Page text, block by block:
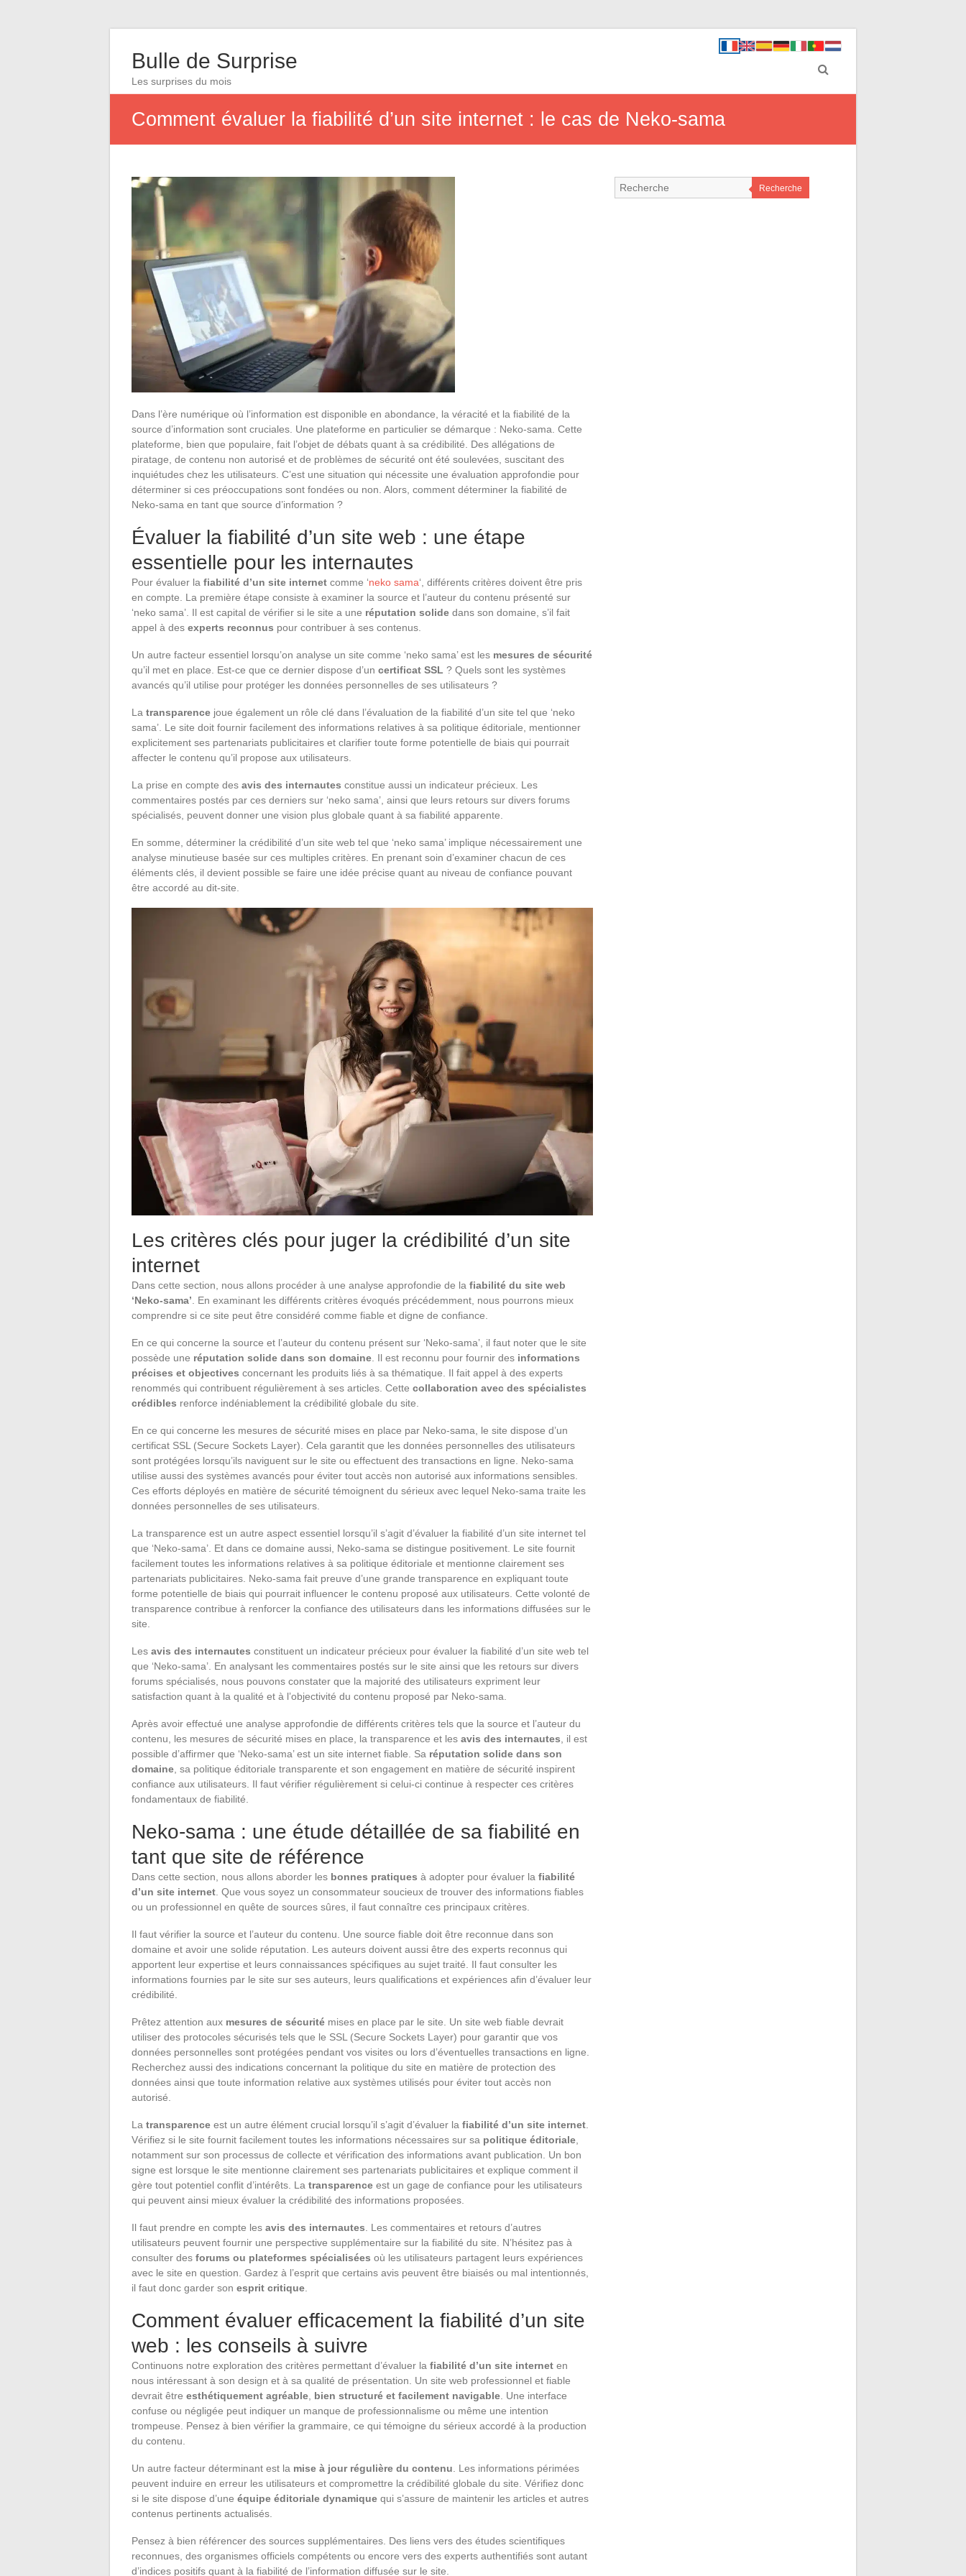
Bulle de Surprise
Les surprises du mois
Comment évaluer la fiabilité d’un site internet : le cas de Neko-sama
Dans l’ère numérique où l’information est disponible en abondance, la véracité et la fiabilité de la
source d’information sont cruciales. Une plateforme en particulier se démarque : Neko-sama. Cette
plateforme, bien que populaire, fait l’objet de débats quant à sa crédibilité. Des allégations de
piratage, de contenu non autorisé et de problèmes de sécurité ont été soulevées, suscitant des
inquiétudes chez les utilisateurs. C’est une situation qui nécessite une évaluation approfondie pour
déterminer si ces préoccupations sont fondées ou non. Alors, comment déterminer la fiabilité de
Neko-sama en tant que source d’information ?
Évaluer la fiabilité d’un site web : une étape
essentielle pour les internautes
Pour évaluer la fiabilité d’un site internet comme ‘neko sama‘, différents critères doivent être pris
en compte. La première étape consiste à examiner la source et l’auteur du contenu présenté sur
‘neko sama’. Il est capital de vérifier si le site a une réputation solide dans son domaine, s’il fait
appel à des experts reconnus pour contribuer à ses contenus.
Un autre facteur essentiel lorsqu’on analyse un site comme ‘neko sama’ est les mesures de sécurité
qu’il met en place. Est-ce que ce dernier dispose d’un certificat SSL ? Quels sont les systèmes
avancés qu’il utilise pour protéger les données personnelles de ses utilisateurs ?
La transparence joue également un rôle clé dans l’évaluation de la fiabilité d’un site tel que ‘neko
sama’. Le site doit fournir facilement des informations relatives à sa politique éditoriale, mentionner
explicitement ses partenariats publicitaires et clarifier toute forme potentielle de biais qui pourrait
affecter le contenu qu’il propose aux utilisateurs.
La prise en compte des avis des internautes constitue aussi un indicateur précieux. Les
commentaires postés par ces derniers sur ‘neko sama’, ainsi que leurs retours sur divers forums
spécialisés, peuvent donner une vision plus globale quant à sa fiabilité apparente.
En somme, déterminer la crédibilité d’un site web tel que ‘neko sama’ implique nécessairement une
analyse minutieuse basée sur ces multiples critères. En prenant soin d’examiner chacun de ces
éléments clés, il devient possible se faire une idée précise quant au niveau de confiance pouvant
être accordé au dit-site.
Les critères clés pour juger la crédibilité d’un site
internet
Dans cette section, nous allons procéder à une analyse approfondie de la fiabilité du site web
‘Neko-sama’ . En examinant les différents critères évoqués précédemment, nous pourrons mieux
comprendre si ce site peut être considéré comme fiable et digne de confiance.
En ce qui concerne la source et l’auteur du contenu présent sur ‘Neko-sama’, il faut noter que le site
possède une réputation solide dans son domaine . Il est reconnu pour fournir des informations
précises et objectives concernant les produits liés à sa thématique. Il fait appel à des experts
renommés qui contribuent régulièrement à ses articles. Cette collaboration avec des spécialistes
crédibles renforce indéniablement la crédibilité globale du site.
En ce qui concerne les mesures de sécurité mises en place par Neko-sama, le site dispose d’un
certificat SSL (Secure Sockets Layer). Cela garantit que les données personnelles des utilisateurs
sont protégées lorsqu’ils naviguent sur le site ou effectuent des transactions en ligne. Neko-sama
utilise aussi des systèmes avancés pour éviter tout accès non autorisé aux informations sensibles.
Ces efforts déployés en matière de sécurité témoignent du sérieux avec lequel Neko-sama traite les
données personnelles de ses utilisateurs.
La transparence est un autre aspect essentiel lorsqu’il s’agit d’évaluer la fiabilité d’un site internet tel
que ‘Neko-sama’. Et dans ce domaine aussi, Neko-sama se distingue positivement. Le site fournit
facilement toutes les informations relatives à sa politique éditoriale et mentionne clairement ses
partenariats publicitaires. Neko-sama fait preuve d’une grande transparence en expliquant toute
forme potentielle de biais qui pourrait influencer le contenu proposé aux utilisateurs. Cette volonté de
transparence contribue à renforcer la confiance des utilisateurs dans les informations diffusées sur le
site.
Les avis des internautes constituent un indicateur précieux pour évaluer la fiabilité d’un site web tel
que ‘Neko-sama’. En analysant les commentaires postés sur le site ainsi que les retours sur divers
forums spécialisés, nous pouvons constater que la majorité des utilisateurs expriment leur
satisfaction quant à la qualité et à l’objectivité du contenu proposé par Neko-sama.
Après avoir effectué une analyse approfondie de différents critères tels que la source et l’auteur du
contenu, les mesures de sécurité mises en place, la transparence et les avis des internautes , il est
possible d’affirmer que ‘Neko-sama’ est un site internet fiable. Sa réputation solide dans son
domaine , sa politique éditoriale transparente et son engagement en matière de sécurité inspirent
confiance aux utilisateurs. Il faut vérifier régulièrement si celui-ci continue à respecter ces critères
fondamentaux de fiabilité.
Neko-sama : une étude détaillée de sa fiabilité en
tant que site de référence
Dans cette section, nous allons aborder les bonnes pratiques à adopter pour évaluer la fiabilité
d’un site internet . Que vous soyez un consommateur soucieux de trouver des informations fiables
ou un professionnel en quête de sources sûres, il faut connaître ces principaux critères.
Il faut vérifier la source et l’auteur du contenu. Une source fiable doit être reconnue dans son
domaine et avoir une solide réputation. Les auteurs doivent aussi être des experts reconnus qui
apportent leur expertise et leurs connaissances spécifiques au sujet traité. Il faut consulter les
informations fournies par le site sur ses auteurs, leurs qualifications et expériences afin d’évaluer leur
crédibilité.
Prêtez attention aux mesures de sécurité mises en place par le site. Un site web fiable devrait
utiliser des protocoles sécurisés tels que le SSL (Secure Sockets Layer) pour garantir que vos
données personnelles sont protégées pendant vos visites ou lors d’éventuelles transactions en ligne.
Recherchez aussi des indications concernant la politique du site en matière de protection des
données ainsi que toute information relative aux systèmes utilisés pour éviter tout accès non
autorisé.
La transparence est un autre élément crucial lorsqu’il s’agit d’évaluer la fiabilité d’un site internet
Vérifiez si le site fournit facilement toutes les informations nécessaires sur sa politique éditoriale
notamment sur son processus de collecte et vérification des informations avant publication. Un bon
signe est lorsque le site mentionne clairement ses partenariats publicitaires et explique comment il
gère tout potentiel conflit d’intérêts. La transparence est un gage de confiance pour les utilisateurs
qui peuvent ainsi mieux évaluer la crédibilité des informations proposées.
Il faut prendre en compte les avis des internautes . Les commentaires et retours d’autres
utilisateurs peuvent fournir une perspective supplémentaire sur la fiabilité du site. N’hésitez pas à
consulter des forums ou plateformes spécialisées où les utilisateurs partagent leurs expériences
avec le site en question. Gardez à l’esprit que certains avis peuvent être biaisés ou mal intentionnés,
il faut donc garder son esprit critique
Comment évaluer efficacement la fiabilité d’un site
web : les conseils à suivre
Continuons notre exploration des critères permettant d’évaluer la fiabilité d’un site internet en
nous intéressant à son design et à sa qualité de présentation. Un site web professionnel et fiable
devrait être esthétiquement agréable bien structuré et facilement navigable . Une interface
confuse ou négligée peut indiquer un manque de professionnalisme ou même une intention
trompeuse. Pensez à bien vérifier la grammaire, ce qui témoigne du sérieux accordé à la production
du contenu.
Un autre facteur déterminant est la mise à jour régulière du contenu . Les informations périmées
peuvent induire en erreur les utilisateurs et compromettre la crédibilité globale du site. Vérifiez donc
si le site dispose d’une équipe éditoriale dynamique qui s’assure de maintenir les articles et autres
contenus pertinents actualisés.
Pensez à bien référencer des sources supplémentaires. Des liens vers des études scientifiques
reconnues, des organismes officiels compétents ou encore vers des experts authentifiés sont autant
d’indices positifs quant à la fiabilité de l’information diffusée sur le site.
Recherche